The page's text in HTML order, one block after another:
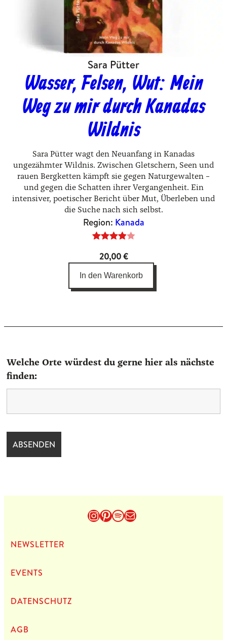
Sara Pütter
Wasser, Felsen, Wut: Mein
Weg zu mir durch Kanadas
Wildnis
Sara Pütter wagt den Neuanfang in Kanadas
ungezähmter Wildnis. Zwischen Gletschern, Seen und
rauen Bergketten kämpft sie gegen Naturgewalten –
und gegen die Schatten ihrer Vergangenheit. Ein
intensiver, poetischer Bericht über Mut, Überleben und
die Suche nach sich selbst.
Region: Kanada
mit4.00
von 5,
20,00€
In den Warenkorb
Welche Orte würdest du gerne hier als nächste
finden:
Instagram
Pinterest
Spotify
E-Mail
NEWS­LET­TER
EVENTS
DATEN­SCHUTZ
AGB